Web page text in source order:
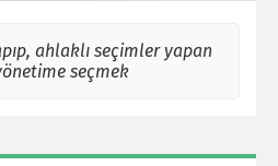
ahlaklı seçimler yapan
seçmek